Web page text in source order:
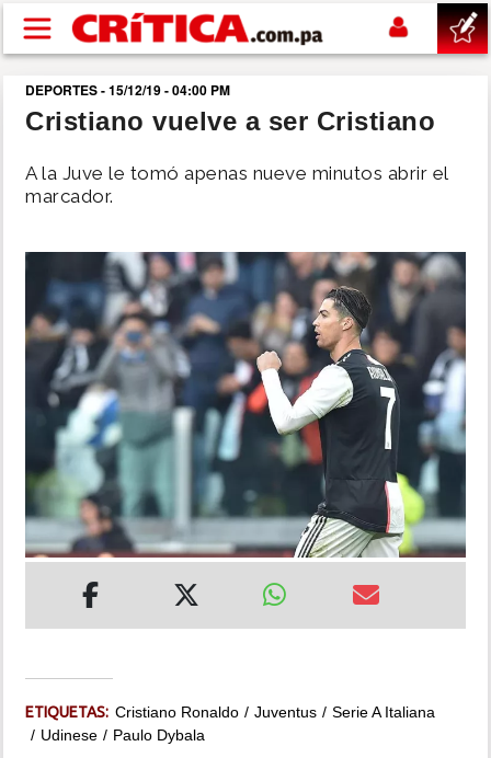
Pasar al contenido principal
buscar
POLÍTICA
SHOW
DEPORTES
MUNDO
INSÓLITAS
MULTIMEDIA
DEPORTES - 15/12/19 - 04:00 PM
Cristiano vuelve a ser Cristiano
A la Juve le tomó apenas nueve minutos abrir el
marcador.
ETIQUETAS: Cristiano Ronaldo Juventus
Serie A Italiana
Udinese
Paulo Dybala